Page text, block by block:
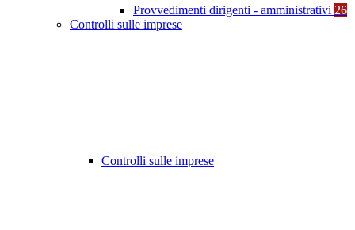
Provvedimenti dirigenti - amministrativi 26
Controlli sulle imprese
Controlli sulle imprese